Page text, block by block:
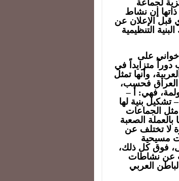
لجماعة
إن نشاط
ليبيا منذ بدء “الثورة”… وهذا يعني عام 2011، أي قبل الإعلان عن
تلك البنية التنظيمية
على
دوراً متزايداً في
وأنها تمثل
العراق فحسب،
فهي: أ –
بنية لها
الجماعات
بالعملة الصعبة
لا تختلف عن
مسيحية
عام 2004، وهي تحظى، فوق كل ذلك،
عن نشاطات
العربي